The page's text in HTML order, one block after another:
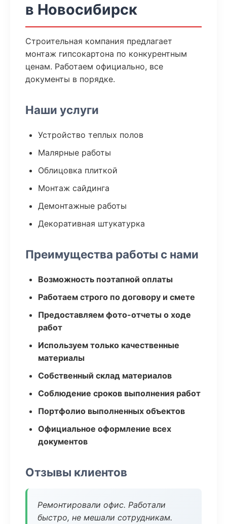
в Новосибирск
Строительная компания предлагает
монтаж гипсокартона по конкурентным
ценам. Работаем официально, все
документы в порядке.
Наши услуги
Устройство теплых полов
Малярные работы
Облицовка плиткой
Монтаж сайдинга
Демонтажные работы
Декоративная штукатурка
Преимущества работы с нами
Возможность поэтапной оплаты
Работаем строго по договору и смете
Предоставляем фото-отчеты о ходе
работ
Используем только качественные
материалы
Собственный склад материалов
Соблюдение сроков выполнения работ
Портфолио выполненных объектов
Официальное оформление всех
документов
Отзывы клиентов
Ремонтировали офис. Работали
быстро, не мешали сотрудникам.